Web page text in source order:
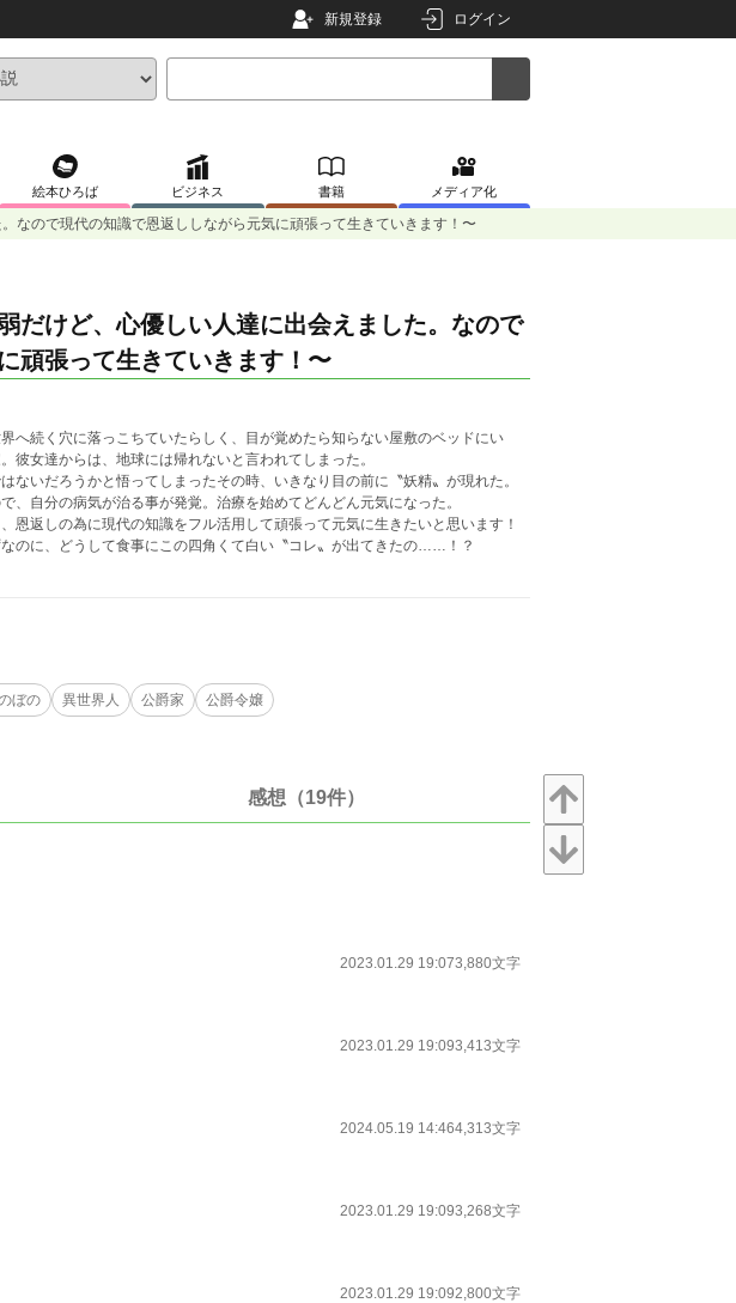
新規登録 ログイン
絵本ひろば ビジネス 書籍 メディア化
なので現代の知識で恩返ししながら元気に頑張って生きていきます！〜
だけど、心優しい人達に出会えました。なので
頑張って生きていきます！〜
へ続く穴に落っこちていたらしく、目が覚めたら知らない屋敷のベッドにい
彼女達からは、地球には帰れないと言われてしまった。
いだろうかと悟ってしまったその時、いきなり目の前に〝妖精〟が現れた。
、自分の病気が治る事が発覚。治療を始めてどんどん元気になった。
返しの為に現代の知識をフル活用して頑張って元気に生きたいと思います！
に、どうして食事にこの四角くて白い〝コレ〟が出てきたの……！？
ぼの 異世界人 公爵家 公爵令嬢
感想（19件）
2023.01.29 19:073,880文字
2023.01.29 19:093,413文字
2024.05.19 14:464,313文字
2023.01.29 19:093,268文字
2023.01.29 19:092,800文字